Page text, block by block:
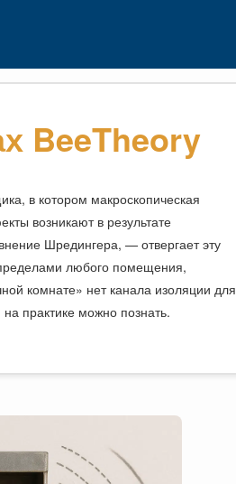
BeeTheory
в котором макроскопическая
возникают в результате
Шредингера, — отвергает эту
любого помещения,
комнате» нет канала изоляции для
практике можно познать.